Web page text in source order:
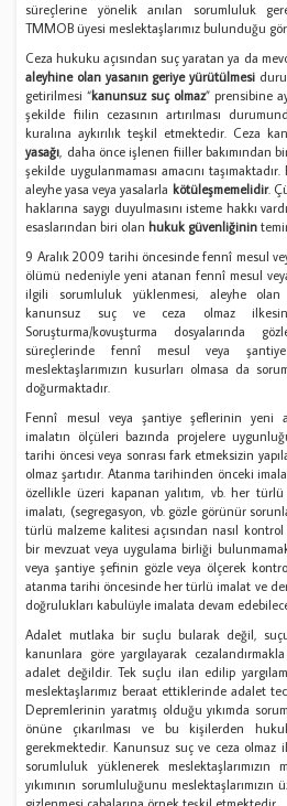
süreçlerine yönelik anılan sorumluluk
TMMOB üyesi meslektaşlarımız bulunduğu
Ceza hukuku açısından suç yaratan ya da
aleyhine olan yasanın geriye yürütülmesi
getirilmesi “kanunsuz suç olmaz” prensibine
şekilde fiilin cezasının artırılması
kuralına aykırılık teşkil etmektedir. Ceza
yasağı , daha önce işlenen fiiller bakımından
şekilde uygulanmaması amacını
aleyhe yasa veya yasalarla kötüleşmemelidir.
haklarına saygı duyulmasını isteme hakkı
esaslarından biri olan hukuk güvenliğinin
9 Aralık 2009 tarihi öncesinde fennî mesul
ölümü nedeniyle yeni atanan fennî mesul
ilgili sorumluluk yüklenmesi, aleyhe
kanunsuz suç ve ceza olmaz
Soruşturma/kovuşturma dosyalarında
süreçlerinde fennî mesul veya
meslektaşlarımızın kusurları olmasa da
doğurmaktadır.
Fennî mesul veya şantiye şeflerinin yeni
imalatın ölçüleri bazında projelere
tarihi öncesi veya sonrası fark etmeksizin
olmaz şartıdır. Atanma tarihinden önceki
özellikle üzeri kapanan yalıtım, vb. her
imalatı, (segregasyon, vb. gözle görünür
türlü malzeme kalitesi açısından nasıl
bir mevzuat veya uygulama birliği
veya şantiye şefinin gözle veya ölçerek
atanma tarihi öncesinde her türlü imalat ve
doğrulukları kabulüyle imalata devam
Adalet mutlaka bir suçlu bularak değil,
kanunlara göre yargılayarak
adalet değildir. Tek suçlu ilan edilip
meslektaşlarımız beraat ettiklerinde adalet
Depremlerinin yaratmış olduğu yıkımda
önüne çıkarılması ve bu kişilerden
gerekmektedir. Kanunsuz suç ve ceza
sorumluluk yüklenerek
yıkımının sorumluluğunu